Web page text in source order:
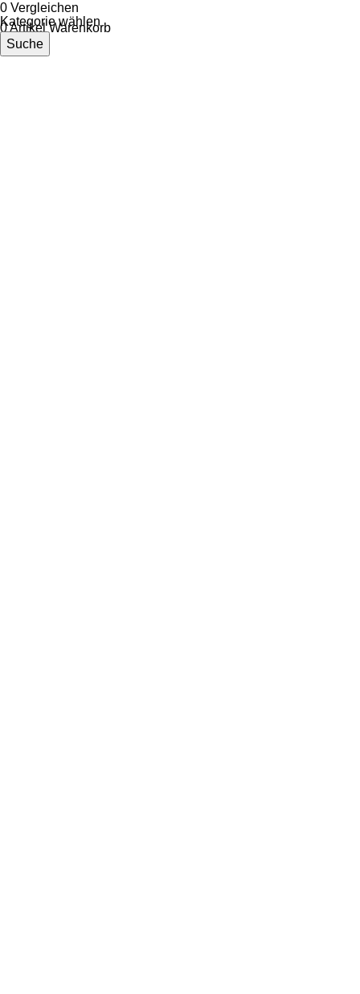
Kategorie wählen
Suche
0 Vergleichen
0Artikel Warenkorb